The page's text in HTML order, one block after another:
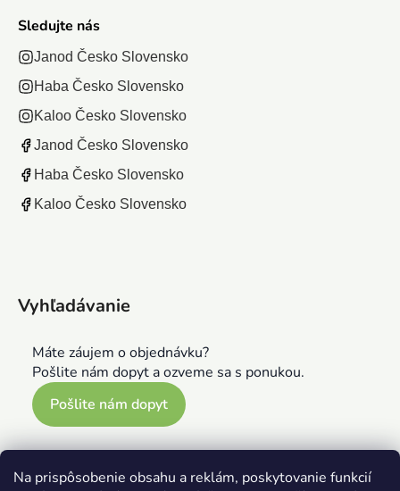
Na prispôsobenie obsahu a reklám, poskytovanie funkcií
Sledujte nás
Janod Česko Slovensko
Haba Česko Slovensko
Kaloo Česko Slovensko
Janod Česko Slovensko
Haba Česko Slovensko
Kaloo Česko Slovensko
Vyhľadávanie
Máte záujem o objednávku?
Pošlite nám dopyt a ozveme sa s ponukou.
Pošlite nám dopyt